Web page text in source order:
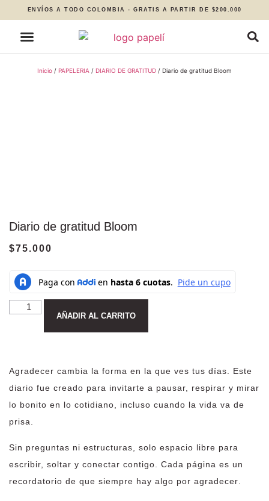
ENVÍOS A TODO COLOMBIA - GRATIS A PARTIR DE $200.000
Inicio / PAPELERIA / DIARIO DE GRATITUD / Diario de gratitud Bloom
Diario de gratitud Bloom
$75.000
AÑADIR AL CARRITO
Agradecer cambia la forma en la que ves tus días. Este
diario fue creado para invitarte a pausar, respirar y mirar
lo bonito en lo cotidiano, incluso cuando la vida va de
prisa.
Sin preguntas ni estructuras, solo espacio libre para
escribir, soltar y conectar contigo. Cada página es un
recordatorio de que siempre hay algo por agradecer